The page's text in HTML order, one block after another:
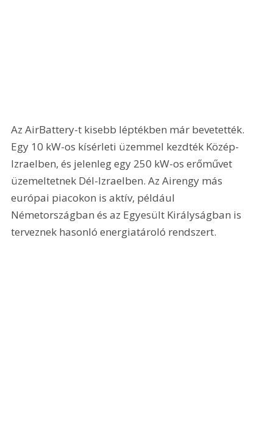
Az AirBattery-t kisebb léptékben már bevetették.
Egy 10 kW-os kísérleti üzemmel kezdték Közép-
Izraelben, és jelenleg egy 250 kW-os erőművet
üzemeltetnek Dél-Izraelben. Az Airengy más
európai piacokon is aktív, például
Németországban és az Egyesült Királyságban is
terveznek hasonló energiatároló rendszert.